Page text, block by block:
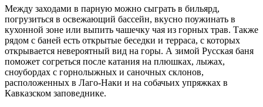
Между заходами в парную можно сыграть в бильярд,
погрузиться в освежающий бассейн, вкусно поужинать в
кухонной зоне или выпить чашечку чая из горных трав. Также
рядом с баней есть открытые беседки и терраса, с которых
открывается невероятный вид на горы. А зимой Русская баня
поможет согреться после катания на плюшках, лыжах,
сноубордах с горнолыжных и саночных склонов,
расположенных в Лаго-Наки и на собачьих упряжках в
Кавказском заповеднике.